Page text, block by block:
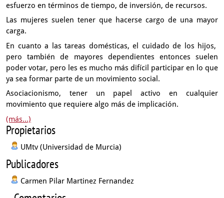
esfuerzo en términos de tiempo, de inversión, de recursos.
Las mujeres suelen tener que hacerse cargo de una mayor
carga.
En cuanto a las tareas domésticas, el cuidado de los hijos,
pero también de mayores dependientes entonces suelen
poder votar, pero les es mucho más difícil participar en lo que
ya sea formar parte de un movimiento social.
Asociacionismo, tener un papel activo en cualquier
movimiento que requiere algo más de implicación.
(más...)
Propietarios
UMtv (Universidad de Murcia)
Publicadores
Carmen Pilar Martinez Fernandez